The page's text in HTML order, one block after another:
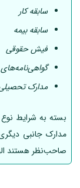
سابقه کار
سابقه بیمه
فیش حقوقی
مدارک
بسته به شرایط
مدارک جانبی دیگری
صاحب‌نظر هستند